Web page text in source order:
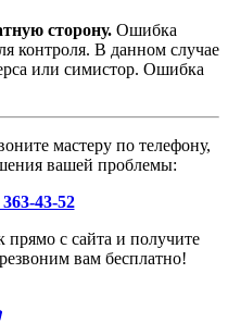
сторону. Ошибка
контроля. В данном случае
или симистор. Ошибка
мастеру по телефону,
вашей проблемы:
43-52
с сайта и получите
вам бесплатно!